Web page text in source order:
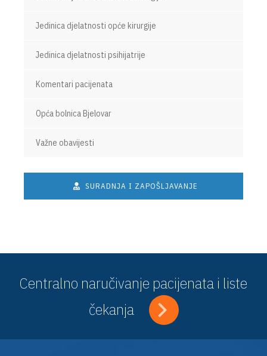
Jedinica djelatnosti opće kirurgije
Jedinica djelatnosti psihijatrije
Komentari pacijenata
Opća bolnica Bjelovar
Važne obavijesti
SURADNJA I ZAPOŠLJAVANJE
Centralno naručivanje pacijenata i liste
čekanja